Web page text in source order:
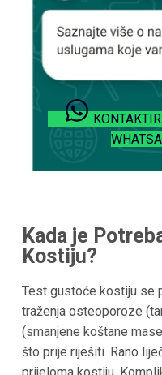
Kada je
Kostiju?
Test gustoće kostiju se
traženja osteoporoze
(smanjene koštane
što prije riješiti. Rano